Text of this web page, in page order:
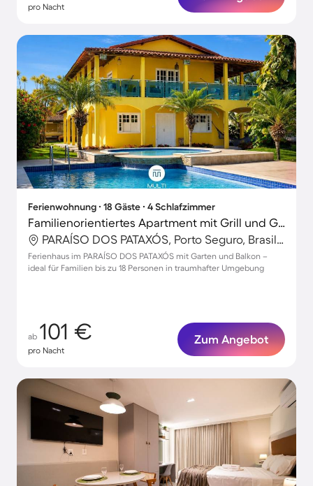
pro Nacht
Ferienwohnung ∙ 18 Gäste ∙ 4 Schlafzimmer
Familienorientiertes Apartment mit Grill und Garten | Poolblick
PARAÍSO DOS PATAXÓS, Porto Seguro, Brasilien
Ferienhaus im PARAÍSO DOS PATAXÓS mit Garten und Balkon –
ideal für Familien bis zu 18 Personen in traumhafter Umgebung
ab 101 €
pro Nacht
Zum Angebot